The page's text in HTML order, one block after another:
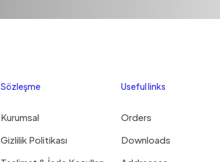
Sözleşme
Kurumsal
Gizlilik Politikası
Useful links
Orders
Downloads